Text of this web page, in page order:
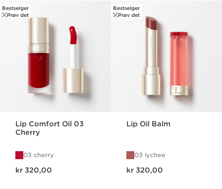
HOPP TIL INNHOLD
Bestselger
Prøv det
Lip Comfort Oil 03
Cherry
03 cherry
kr 320,00
Bestselger
Prøv det
Lip Oil Balm
03 lychee
kr 320,00